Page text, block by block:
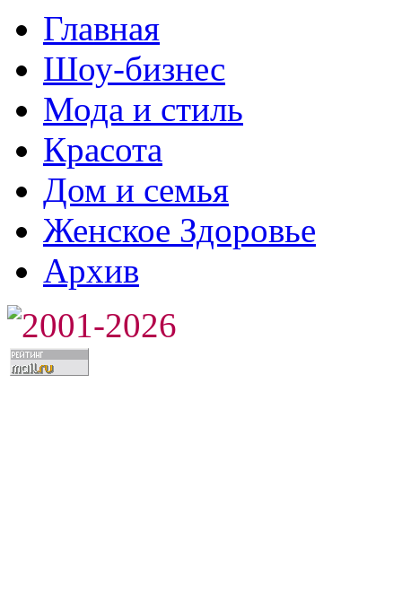
Главная
Шоу-бизнес
Мода и стиль
Красота
Дом и семья
Женское Здоровье
Архив
2001-2026